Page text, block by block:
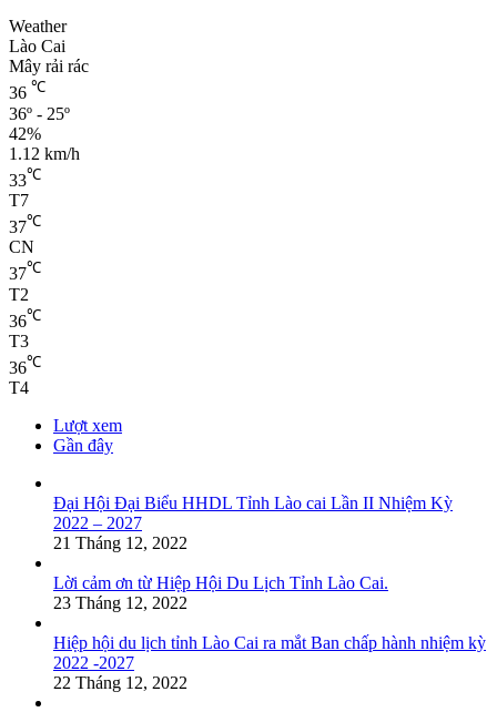
Weather
Lào Cai
Mây rải rác
36 ℃
36º - 25º
42%
1.12 km/h
33℃
T7
37℃
CN
37℃
T2
36℃
T3
36℃
T4
Lượt xem
Gần đây
Đại Hội Đại Biểu HHDL Tỉnh Lào cai Lần II Nhiệm Kỳ
2022 – 2027
21 Tháng 12, 2022
Lời cảm ơn từ Hiệp Hội Du Lịch Tỉnh Lào Cai.
23 Tháng 12, 2022
Hiệp hội du lịch tỉnh Lào Cai ra mắt Ban chấp hành nhiệm kỳ
2022 -2027
22 Tháng 12, 2022